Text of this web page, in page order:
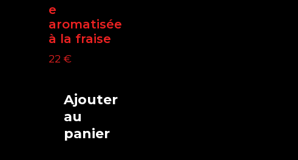
e
aromatisée
à la fraise
22 €
Ajouter
au
panier